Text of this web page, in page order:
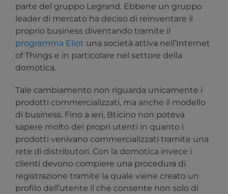
parte del gruppo Legrand. Ebbene un gruppo
leader di mercato ha deciso di reinventare il
proprio business diventando tramite il
programma Eliot una società attiva nell’Internet
of Things e in particolare nel settore della
domotica.
Tale cambiamento non riguarda unicamente i
prodotti commercializzati, ma anche il modello
di business. Fino a ieri, Bticino non poteva
sapere molto dei propri utenti in quanto i
prodotti venivano commercializzati tramite una
rete di distributori. Con la domotica invece i
clienti devono compiere una procedura di
registrazione tramite la quale viene creato un
profilo dell’utente il che consente non solo di